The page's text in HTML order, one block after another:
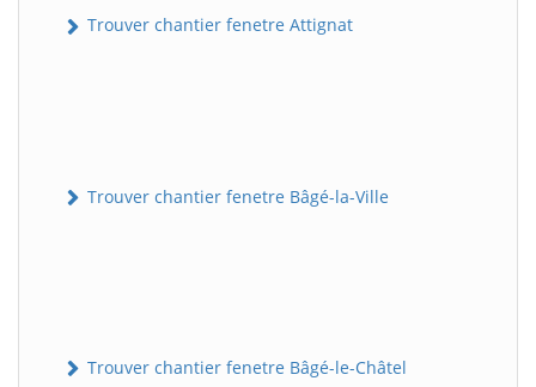
Trouver chantier fenetre Attignat
Trouver chantier fenetre Bâgé-la-Ville
Trouver chantier fenetre Bâgé-le-Châtel